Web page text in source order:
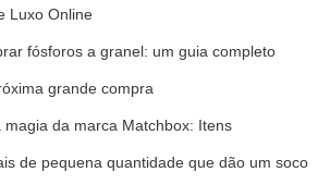
Luxo Online
fósforos a granel: um guia completo
grande compra
magia da marca Matchbox: Itens
de pequena quantidade que dão um soco